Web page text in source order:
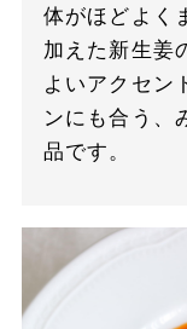
体がほどよく
加えた新生姜
よいアクセン
ンにも合う、
品です。